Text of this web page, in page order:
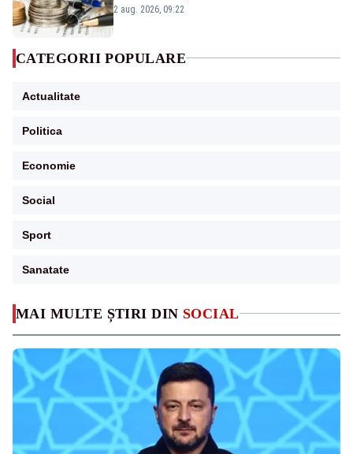
MAI MULTE ȘTIRI DIN SOCIAL
viitoare?
2 aug. 2026, 09:22
CATEGORII POPULARE
Actualitate
Politica
Economie
Social
Sport
Sanatate